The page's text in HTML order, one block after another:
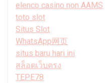
elenco casino non AAMS
toto slot
Situs Slot
WhatsApp网页
situs baru hari ini
สล็อตเว็บตรง
TEPE78